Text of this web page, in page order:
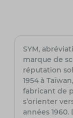
SYM,
marque de
réputation
1954 à
fabricant de
s’orienter
années 1960.